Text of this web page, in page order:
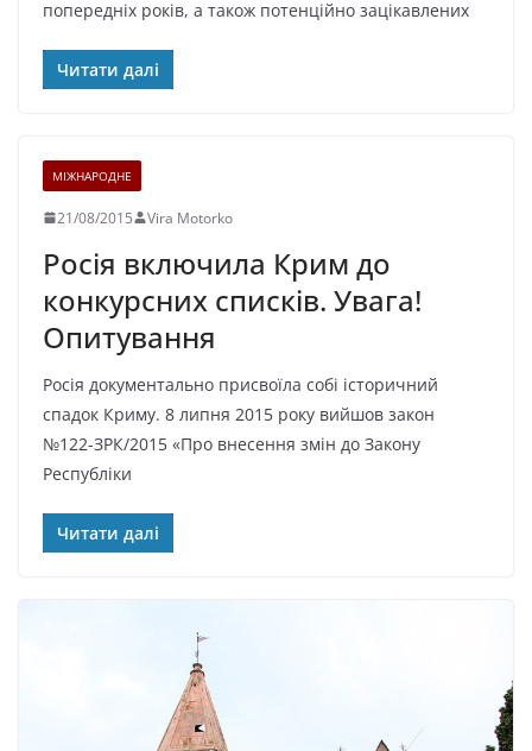
попередніх років, а також потенційно зацікавлених
Читати далі
МІЖНАРОДНЕ
21/08/2015 Vira Motorko
Росія включила Крим до
конкурсних списків. Увага!
Опитування
Росія документально присвоїла собі історичний
спадок Криму. 8 липня 2015 року вийшов закон
№122-ЗРК/2015 «Про внесення змін до Закону
Республіки
Читати далі